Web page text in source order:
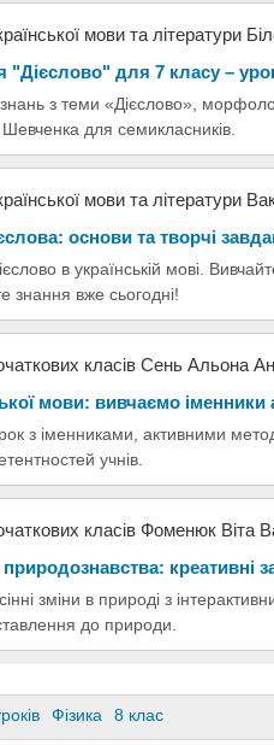
мови та літератури
"Дієслово" для 7 класу –
з теми «Дієслово»,
Шевченка для семикласників.
мови та літератури
основи та творчі
в українській мові.
знання вже сьогодні!
класів Сень Альона
мови: вивчаємо іменники
з іменниками, активними
учнів.
класів Фоменюк Віта
природознавства: креативні
зміни в природі з
до природи.
Фізика 8 клас